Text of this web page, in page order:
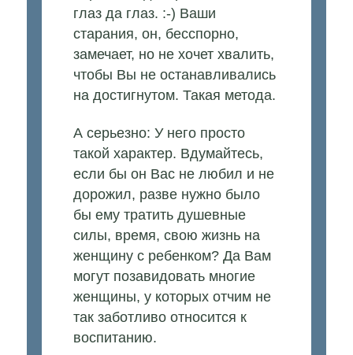
глаз да глаз. :-) Ваши
старания, он, бесспорно,
замечает, но не хочет хвалить,
чтобы Вы не останавливались
на достигнутом. Такая метода.
А серьезно: У него просто
такой характер. Вдумайтесь,
если бы он Вас не любил и не
дорожил, разве нужно было
бы ему тратить душевные
силы, время, свою жизнь на
женщину с ребенком? Да Вам
могут позавидовать многие
женщины, у которых отчим не
так заботливо относится к
воспитанию.